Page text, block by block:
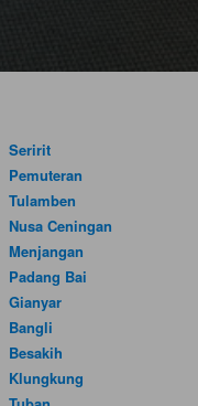
Seririt
Pemuteran
Tulamben
Nusa Ceningan
Menjangan
Padang Bai
Gianyar
Bangli
Besakih
Klungkung